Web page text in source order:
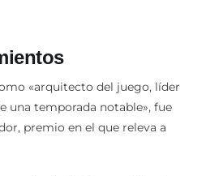
«arquitecto del juego, líder
una temporada notable», fue
premio en el que releva a